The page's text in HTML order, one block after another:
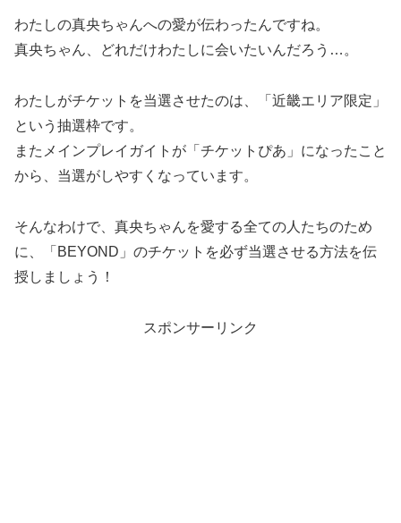
わたしの真央ちゃんへの愛が伝わったんですね。
真央ちゃん、どれだけわたしに会いたいんだろう…。
わたしがチケットを当選させたのは、「近畿エリア限定」
という抽選枠です。
またメインプレイガイトが「チケットぴあ」になったこと
から、当選がしやすくなっています。
そんなわけで、真央ちゃんを愛する全ての人たちのため
に、「BEYOND」のチケットを必ず当選させる方法を伝
授しましょう！
スポンサーリンク